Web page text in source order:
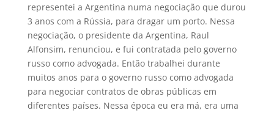
representei a Argentina numa negociação que durou
3 anos com a Rússia, para dragar um porto. Nessa
negociação, o presidente da Argentina, Raul
Alfonsim, renunciou, e fui contratada pelo governo
russo como advogada. Então trabalhei durante
muitos anos para o governo russo como advogada
para negociar contratos de obras públicas em
diferentes países. Nessa época eu era má, era uma